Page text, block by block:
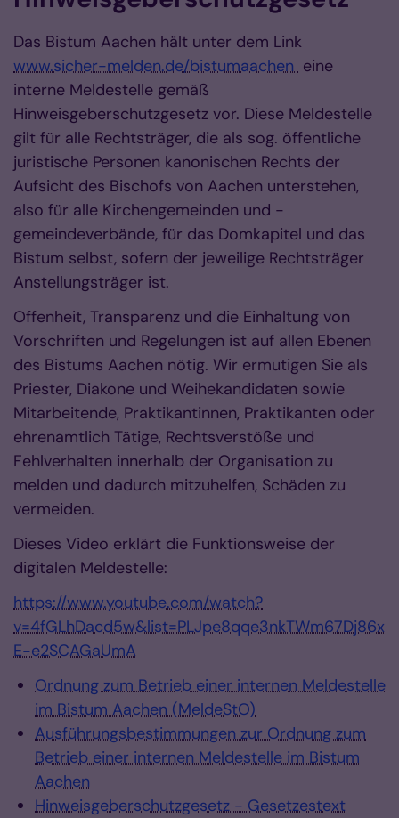
Das Bistum Aachen hält unter dem Link
www.sicher-melden.de/bistumaachen eine
interne Meldestelle gemäß
Hinweisgeberschutzgesetz vor. Diese Meldestelle
gilt für alle Rechtsträger, die als sog. öffentliche
juristische Personen kanonischen Rechts der
Aufsicht des Bischofs von Aachen unterstehen,
also für alle Kirchengemeinden und -
gemeindeverbände, für das Domkapitel und das
Bistum selbst, sofern der jeweilige Rechtsträger
Anstellungsträger ist.
Offenheit, Transparenz und die Einhaltung von
Vorschriften und Regelungen ist auf allen Ebenen
des Bistums Aachen nötig. Wir ermutigen Sie als
Priester, Diakone und Weihekandidaten sowie
Mitarbeitende, Praktikantinnen, Praktikanten oder
ehrenamtlich Tätige, Rechtsverstöße und
Fehlverhalten innerhalb der Organisation zu
melden und dadurch mitzuhelfen, Schäden zu
vermeiden.
Dieses Video erklärt die Funktionsweise der
digitalen Meldestelle:
https://www.youtube.com/watch?
v=4fGLhDacd5w&list=PLJpe8qqe3nkTWm67Dj86x
E-e2SCAGaUmA
Ordnung zum Betrieb einer internen Meldestelle
im Bistum Aachen (MeldeStO)
Ausführungsbestimmungen zur Ordnung zum
Betrieb einer internen Meldestelle im Bistum
Aachen
Hinweisgeberschutzgesetz - Gesetzestext